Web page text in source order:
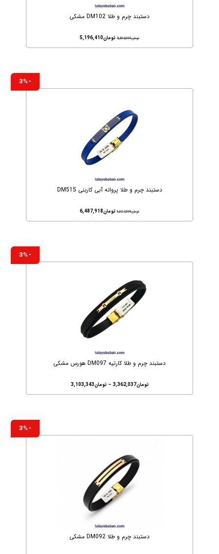
دستبند چرم و طلا DM102 مشکی
تومان5,303,000 تومان5,196,410
-3%
دستبند چرم و طلا پروانه آبی کاربنی DM515
تومان6,621,000 تومان6,487,918
-3%
دستبند چرم و طلا کارتیه DM097 هورس مشکی
تومان3,362,037
– تومان3,103,343
-3%
دستبند چرم و طلا DM092 مشکی